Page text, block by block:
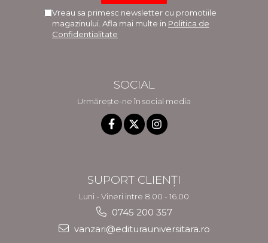
Vreau sa primesc newsletter cu promotiile
magazinului. Afla mai multe in Politica de
Confidentialitate
SOCIAL
Urmărește-ne în social media
SUPORT CLIENȚI
Luni - Vineri intre 8.00 - 16.00
0745 200 357
vanzari@editurauniversitara.ro